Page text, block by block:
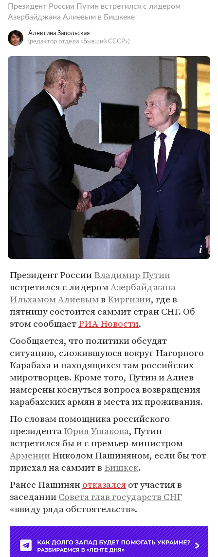
Президент России Путин встретился с лидером
Азербайджана Алиевым в Бишкеке
Алевтина Запольская
(редактор отдела «Бывший СССР»)
Президент РоссииВладимир Путин
встретился с лидеромАзербайджана
Ильхамом Алиевымв Киргизии, где в
пятницу состоится саммит стран СНГ. Об
этом сообщаетРИА Новости.
Сообщается, что политики обсудят
ситуацию, сложившуюся вокруг Нагорного
Карабаха и находящихся там российских
миротворцев. Кроме того, Путин и Алиев
намерены коснуться вопроса возвращения
карабахских армян в места их проживания.
По словам помощника российского
президентаЮрия Ушакова, Путин
встретился бы и с премьер-министром
АрменииНиколом Пашиняном, если бы тот
приехал на саммит в Бишкек.
Ранее Пашинянотказалсяот участия в
заседанииСовета глав государств СНГ
«ввиду ряда обстоятельств».